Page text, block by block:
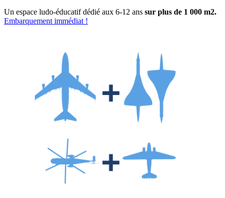
Un espace ludo-éducatif dédié aux 6-12 ans sur plus de 1 000 m2.
Embarquement immédiat !